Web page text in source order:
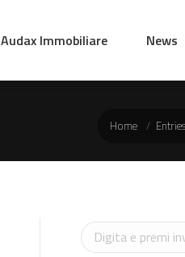
Audax Immobiliare News
Home
Cerca